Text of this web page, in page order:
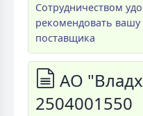
Сотрудничеством
рекомендовать
поставщика
АО
2504001550